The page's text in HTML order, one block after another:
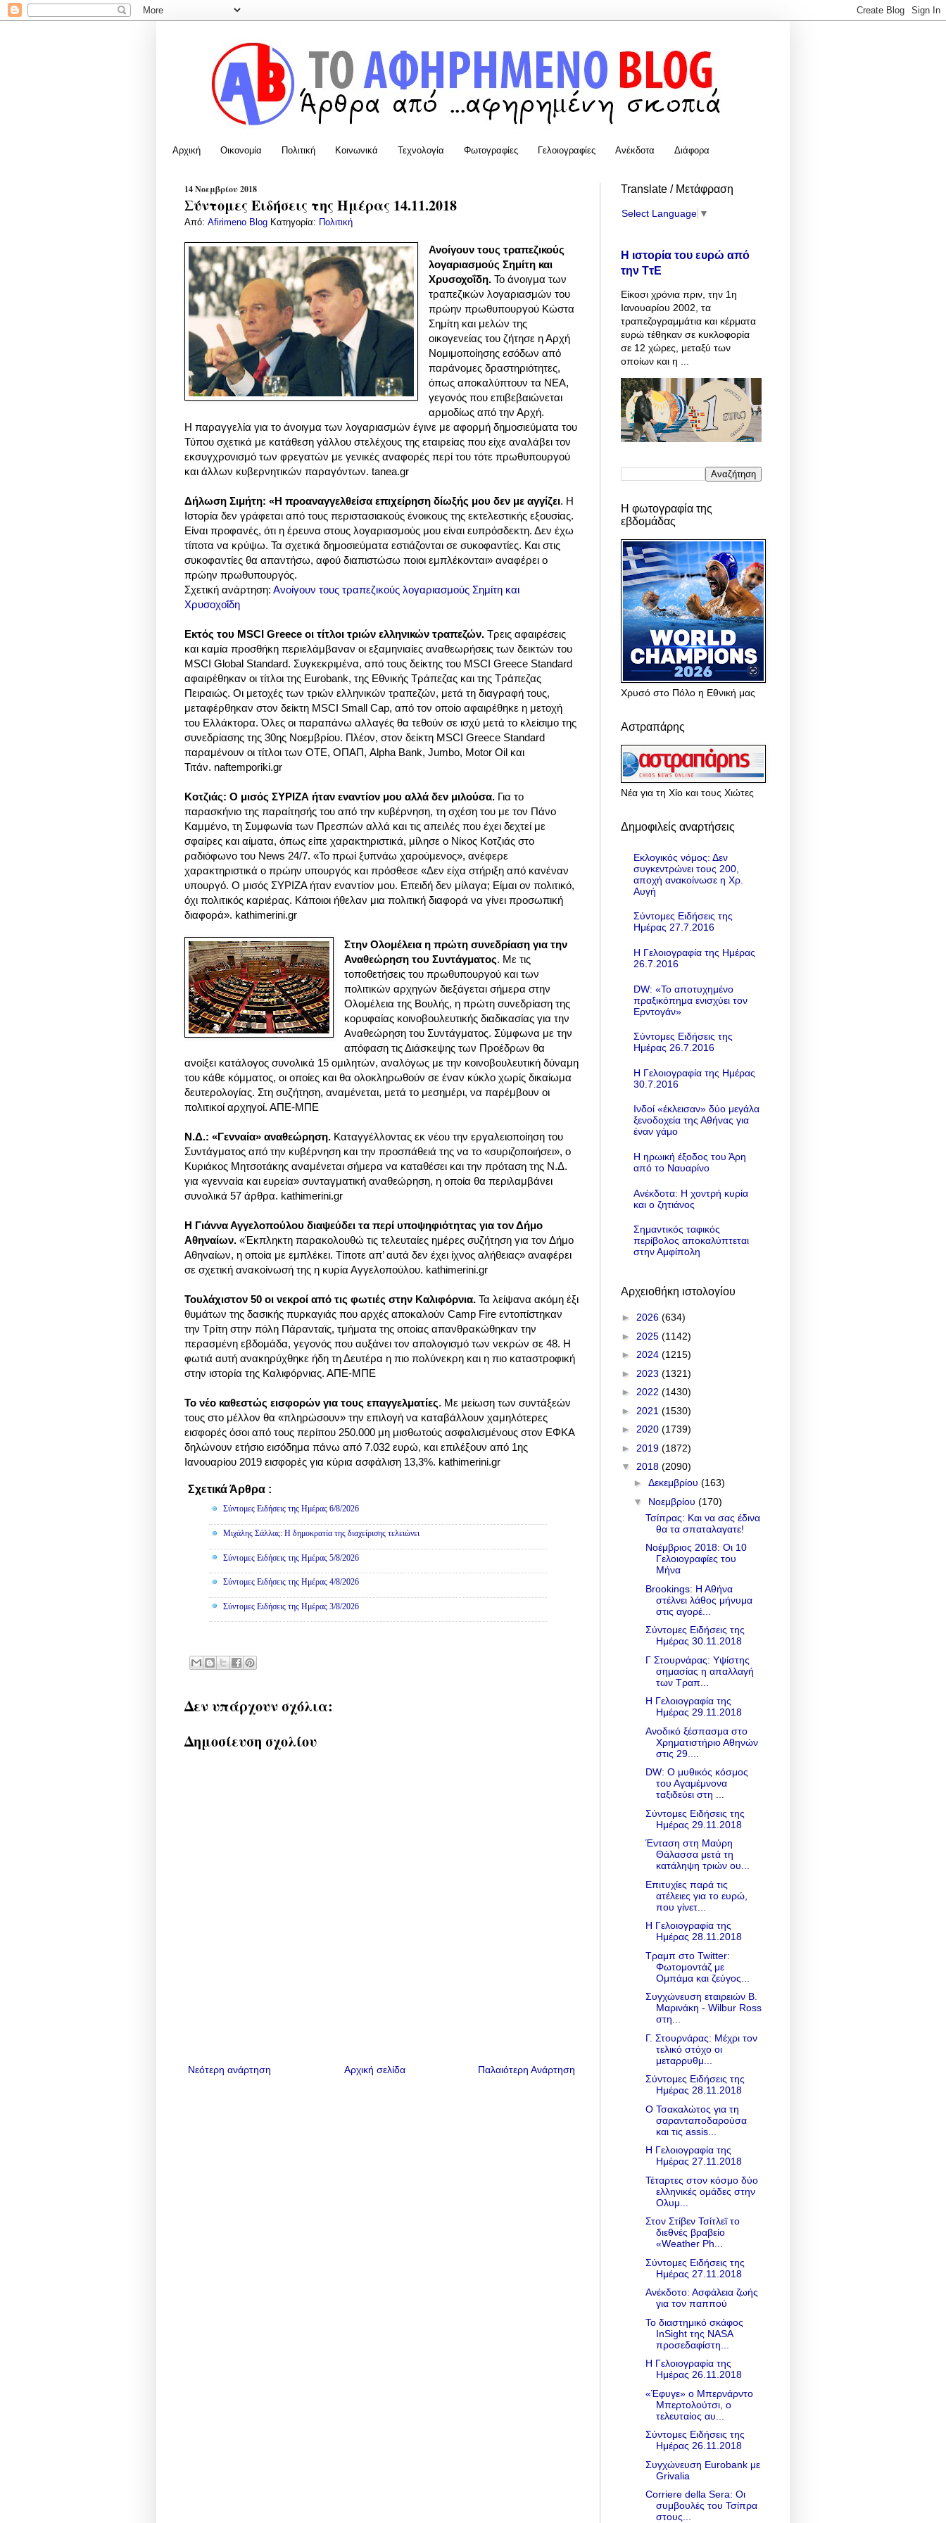
Αρχική Οικονομία Πολιτική Κοινωνικά Τεχνολογία Φωτογραφίες Γελοιογραφίες Ανέκδοτα Διάφορα
14 Νοεμβρίου 2018
Σύντομες Ειδήσεις της Ημέρας 14.11.2018
Από: Afirimeno Blog Κατηγορία: Πολιτική
Ανοίγουν τους τραπεζικούς
λογαριασμούς Σημίτη και
Χρυσοχοΐδη.Το άνοιγμα των
τραπεζικών λογαριασμών του
πρώην πρωθυπουργού Κώστα
Σημίτη και μελών της
οικογενείας του ζήτησε η Αρχή
Νομιμοποίησης εσόδων από
παράνομες δραστηριότητες,
όπως αποκαλύπτουν τα ΝΕΑ,
γεγονός που επιβεβαιώνεται
αρμοδίως από την Αρχή.
Η παραγγελία για το άνοιγμα των λογαριασμών έγινε με αφορμή δημοσιεύματα του
Τύπου σχετικά με κατάθεση γάλλου στελέχους της εταιρείας που είχε αναλάβει τον
εκσυγχρονισμό των φρεγατών με γενικές αναφορές περί του τότε πρωθυπουργού
και άλλων κυβερνητικών παραγόντων. tanea.gr
Δήλωση Σιμήτη: «Η προαναγγελθείσα επιχείρηση δίωξής μου δεν με αγγίζει. Η
Ιστορία δεν γράφεται από τους περιστασιακούς ένοικους της εκτελεστικής εξουσίας.
Είναι προφανές, ότι η έρευνα στους λογαριασμούς μου είναι ευπρόσδεκτη. Δεν έχω
τίποτα να κρύψω. Τα σχετικά δημοσιεύματα εστιάζονται σε συκοφαντίες. Και στις
συκοφαντίες θα απαντήσω, αφού διαπιστώσω ποιοι εμπλέκονται» αναφέρει ο
πρώην πρωθυπουργός.
Σχετική ανάρτηση: Ανοίγουν τους τραπεζικούς λογαριασμούς Σημίτη και
Χρυσοχοΐδη
Εκτός του MSCI Greece οι τίτλοι τριών ελληνικών τραπεζών. Τρεις αφαιρέσεις
και καμία προσθήκη περιελάμβαναν οι εξαμηνιαίες αναθεωρήσεις των δεικτών του
MSCI Global Standard. Συγκεκριμένα, από τους δείκτης του MSCI Greece Standard
αφαιρέθηκαν οι τίτλοι της Eurobank, της Εθνικής Τράπεζας και της Τράπεζας
Πειραιώς. Οι μετοχές των τριών ελληνικών τραπεζών, μετά τη διαγραφή τους,
μεταφέρθηκαν στον δείκτη MSCI Small Cap, από τον οποίο αφαιρέθηκε η μετοχή
του Ελλάκτορα. Όλες οι παραπάνω αλλαγές θα τεθούν σε ισχύ μετά το κλείσιμο της
συνεδρίασης της 30ης Νοεμβρίου. Πλέον, στον δείκτη MSCI Greece Standard
παραμένουν οι τίτλοι των ΟΤΕ, ΟΠΑΠ, Alpha Bank, Jumbo, Motor Oil και
Τιτάν. naftemporiki.gr
Κοτζιάς: Ο μισός ΣΥΡΙΖΑ ήταν εναντίον μου αλλά δεν μιλούσα. Για το
παρασκήνιο της παραίτησής του από την κυβέρνηση, τη σχέση του με τον Πάνο
Καμμένο, τη Συμφωνία των Πρεσπών αλλά και τις απειλές που έχει δεχτεί με
σφαίρες και αίματα, όπως είπε χαρακτηριστικά, μίλησε ο Νίκος Κοτζιάς στο
ραδιόφωνο του News 24/7. «Το πρωί ξυπνάω χαρούμενος», ανέφερε
χαρακτηριστικά ο πρώην υπουργός και πρόσθεσε «Δεν είχα στήριξη από κανέναν
υπουργό. Ο μισός ΣΥΡΙΖΑ ήταν εναντίον μου. Επειδή δεν μίλαγα; Είμαι ον πολιτικό,
όχι πολιτικός καριέρας. Κάποιοι ήθελαν μια πολιτική διαφορά να γίνει προσωπική
διαφορά». kathimerini.gr
Στην Ολομέλεια η πρώτη συνεδρίαση για την
Αναθεώρηση του Συντάγματος. Με τις
τοποθετήσεις του πρωθυπουργού και των
πολιτικών αρχηγών διεξάγεται σήμερα στην
Ολομέλεια της Βουλής, η πρώτη συνεδρίαση της
κορυφαίας κοινοβουλευτικής διαδικασίας για την
Αναθεώρηση του Συντάγματος. Σύμφωνα με την
απόφαση τις Διάσκεψης των Προέδρων θα
ανοίξει κατάλογος συνολικά 15 ομιλητών, αναλόγως με την κοινοβουλευτική δύναμη
του κάθε κόμματος, οι οποίες και θα ολοκληρωθούν σε έναν κύκλο χωρίς δικαίωμα
δευτερολογίας. Στη συζήτηση, αναμένεται, μετά το μεσημέρι, να παρέμβουν οι
πολιτικοί αρχηγοί. ΑΠΕ-ΜΠΕ
Ν.Δ.: «Γενναία» αναθεώρηση. Καταγγέλλοντας εκ νέου την εργαλειοποίηση του
Συντάγματος από την κυβέρνηση και την προσπάθειά της να το «συριζοποιήσει», ο
Κυριάκος Μητσοτάκης αναμένεται σήμερα να καταθέσει και την πρόταση της Ν.Δ.
για «γενναία και ευρεία» συνταγματική αναθεώρηση, η οποία θα περιλαμβάνει
συνολικά 57 άρθρα. kathimerini.gr
Η Γιάννα Αγγελοπούλου διαψεύδει τα περί υποψηφιότητας για τον Δήμο
Αθηναίων. «Έκπληκτη παρακολουθώ τις τελευταίες ημέρες συζήτηση για τον Δήμο
Αθηναίων, η οποία με εμπλέκει. Τίποτε απ’ αυτά δεν έχει ίχνος αλήθειας» αναφέρει
σε σχετική ανακοίνωσή της η κυρία Αγγελοπούλου. kathimerini.gr
Τουλάχιστον 50 οι νεκροί από τις φωτιές στην Καλιφόρνια. Τα λείψανα ακόμη έξι
θυμάτων της δασικής πυρκαγιάς που αρχές αποκαλούν Camp Fire εντοπίστηκαν
την Τρίτη στην πόλη Πάρανταϊς, τμήματα της οποίας απανθρακώθηκαν την
περασμένη εβδομάδα, γεγονός που αυξάνει τον απολογισμό των νεκρών σε 48. Η
φωτιά αυτή ανακηρύχθηκε ήδη τη Δευτέρα η πιο πολύνεκρη και η πιο καταστροφική
στην ιστορία της Καλιφόρνιας. ΑΠΕ-ΜΠΕ
Το νέο καθεστώς εισφορών για τους επαγγελματίες. Με μείωση των συντάξεών
τους στο μέλλον θα «πληρώσουν» την επιλογή να καταβάλλουν χαμηλότερες
εισφορές όσοι από τους περίπου 250.000 μη μισθωτούς ασφαλισμένους στον ΕΦΚΑ
δηλώνουν ετήσιο εισόδημα πάνω από 7.032 ευρώ, και επιλέξουν από 1ης
Ιανουαρίου 2019 εισφορές για κύρια ασφάλιση 13,3%. kathimerini.gr
Σχετικά Άρθρα :
Σύντομες Ειδήσεις της Ημέρας 6/8/2026
Μιχάλης Σάλλας: Η δημοκρατία της διαχείρισης τελειώνει
Σύντομες Ειδήσεις της Ημέρας 5/8/2026
Σύντομες Ειδήσεις της Ημέρας 4/8/2026
Σύντομες Ειδήσεις της Ημέρας 3/8/2026
Δεν υπάρχουν σχόλια:
Δημοσίευση σχολίου
Νεότερη ανάρτηση Παλαιότερη Ανάρτηση
Αρχική σελίδα
Translate / Μετάφραση
Select Language ▼
Η ιστορία του ευρώ από
την ΤτΕ
Είκοσι χρόνια πριν, την 1η
Ιανουαρίου 2002, τα
τραπεζογραμμάτια και κέρματα
ευρώ τέθηκαν σε κυκλοφορία
σε 12 χώρες, μεταξύ των
οποίων και η ...
Η φωτογραφία της
εβδομάδας
Χρυσό στο Πόλο η Εθνική μας
Αστραπάρης
Νέα για τη Χίο και τους Χιώτες
Δημοφιλείς αναρτήσεις
Εκλογικός νόμος: Δεν
συγκεντρώνει τους 200,
αποχή ανακοίνωσε η Χρ.
Αυγή
Σύντομες Ειδήσεις της
Ημέρας 27.7.2016
Η Γελοιογραφία της Ημέρας
26.7.2016
DW: «To αποτυχημένο
πραξικόπημα ενισχύει τον
Ερντογάν»
Σύντομες Ειδήσεις της
Ημέρας 26.7.2016
Η Γελοιογραφία της Ημέρας
30.7.2016
Ινδοί «έκλεισαν» δύο μεγάλα
ξενοδοχεία της Αθήνας για
έναν γάμο
Η ηρωική έξοδος του Άρη
από το Ναυαρίνο
Ανέκδοτα: Η χοντρή κυρία
και ο ζητιάνος
Σημαντικός ταφικός
περίβολος αποκαλύπτεται
στην Αμφίπολη
Αρχειοθήκη ιστολογίου
► 2026 (634)
► 2025 (1142)
► 2024 (1215)
► 2023 (1321)
► 2022 (1430)
► 2021 (1530)
► 2020 (1739)
► 2019 (1872)
▼ 2018 (2090)
► Δεκεμβρίου (163)
▼ Νοεμβρίου (170)
Τσίπρας: Και να σας έδινα
θα τα σπαταλαγατε!
Νοέμβριος 2018: Οι 10
Γελοιογραφίες του
Μήνα
Brookings: Η Αθήνα
στέλνει λάθος μήνυμα
στις αγορέ...
Σύντομες Ειδήσεις της
Ημέρας 30.11.2018
Γ Στουρνάρας: Υψίστης
σημασίας η απαλλαγή
των Τραπ...
Η Γελοιογραφία της
Ημέρας 29.11.2018
Ανοδικό ξέσπασμα στο
Χρηματιστήριο Αθηνών
στις 29....
DW: O μυθικός κόσμος
του Αγαμέμνονα
ταξιδεύει στη ...
Σύντομες Ειδήσεις της
Ημέρας 29.11.2018
Ένταση στη Μαύρη
Θάλασσα μετά τη
κατάληψη τριών ου...
Επιτυχίες παρά τις
ατέλειες για το ευρώ,
που γίνετ...
Η Γελοιογραφία της
Ημέρας 28.11.2018
Τραμπ στο Twitter:
Φωτομοντάζ με
Ομπάμα και ζεύγος...
Συγχώνευση εταιρειών Β.
Μαρινάκη - Wilbur Ross
στη...
Γ. Στουρνάρας: Μέχρι τον
τελικό στόχο οι
μεταρρυθμ...
Σύντομες Ειδήσεις της
Ημέρας 28.11.2018
Ο Τσακαλώτος για τη
σαρανταποδαρούσα
και τις assis...
Η Γελοιογραφία της
Ημέρας 27.11.2018
Τέταρτες στον κόσμο δύο
ελληνικές ομάδες στην
Ολυμ...
Στον Στίβεν Τσίτλεϊ το
διεθνές βραβείο
«Weather Ph...
Σύντομες Ειδήσεις της
Ημέρας 27.11.2018
Ανέκδοτο: Ασφάλεια ζωής
για τον παππού
Το διαστημικό σκάφος
InSight της NASA
προσεδαφίστη...
Η Γελοιογραφία της
Ημέρας 26.11.2018
«Έφυγε» ο Μπερνάρντο
Μπερτολούτσι, ο
τελευταίος αυ...
Σύντομες Ειδήσεις της
Ημέρας 26.11.2018
Συγχώνευση Eurobank με
Grivalia
Corriere della Sera: Οι
συμβουλές του Τσίπρα
στους...